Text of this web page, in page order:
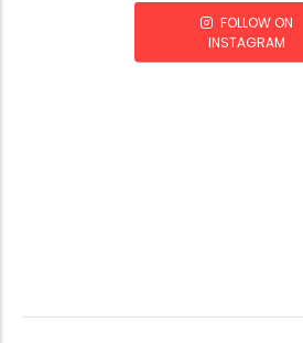
FOLLOW ON
INSTAGRAM